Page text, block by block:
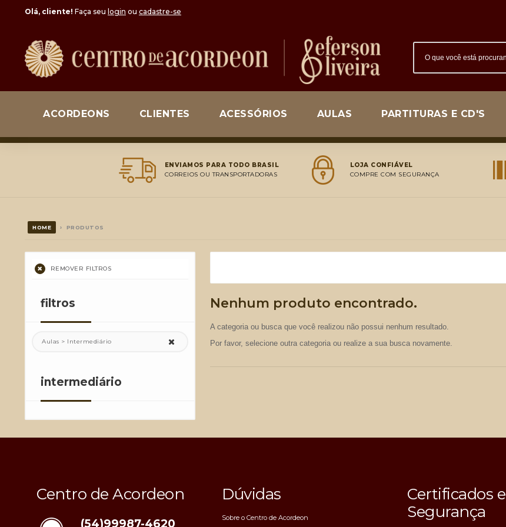
Olá, cliente! Faça seu login ou cadastre-se
ACORDEONS CLIENTES ACESSÓRIOS AULAS PARTITURAS E CD'S
ENVIAMOS PARA TODO BRASIL
CORREIOS OU TRANSPORTADORAS
LOJA CONFIÁVEL
COMPRE COM SEGURANÇA
HOME › PRODUTOS
REMOVER FILTROS
filtros
Aulas > Intermediário
intermediário
Nenhum produto encontrado.
A categoria ou busca que você realizou não possui nenhum resultado.
Por favor, selecione outra categoria ou realize a sua busca novamente.
Centro de Acordeon
(54)99987-4620
Dúvidas
Sobre o Centro de Acordeon
Certificados e
Segurança